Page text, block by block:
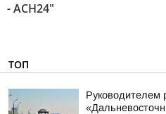
- АСН24"
ТОП
Руководителем